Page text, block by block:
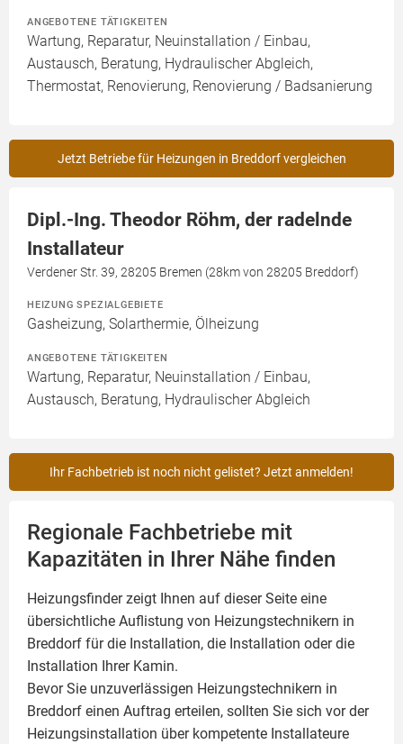
ANGEBOTENE TÄTIGKEITEN
Wartung, Reparatur, Neuinstallation / Einbau,
Austausch, Beratung, Hydraulischer Abgleich,
Thermostat, Renovierung, Renovierung / Badsanierung
Jetzt Betriebe für Heizungen in Breddorf vergleichen
Dipl.-Ing. Theodor Röhm, der radelnde
Installateur
Verdener Str. 39, 28205 Bremen (28km von 28205 Breddorf)
HEIZUNG SPEZIALGEBIETE
Gasheizung, Solarthermie, Ölheizung
ANGEBOTENE TÄTIGKEITEN
Wartung, Reparatur, Neuinstallation / Einbau,
Austausch, Beratung, Hydraulischer Abgleich
Ihr Fachbetrieb ist noch nicht gelistet? Jetzt anmelden!
Regionale Fachbetriebe mit
Kapazitäten in Ihrer Nähe finden
Heizungsfinder zeigt Ihnen auf dieser Seite eine
übersichtliche Auflistung von Heizungstechnikern in
Breddorf für die Installation, die Installation oder die
Installation Ihrer Kamin.
Bevor Sie unzuverlässigen Heizungstechnikern in
Breddorf einen Auftrag erteilen, sollten Sie sich vor der
Heizungsinstallation über kompetente Installateure